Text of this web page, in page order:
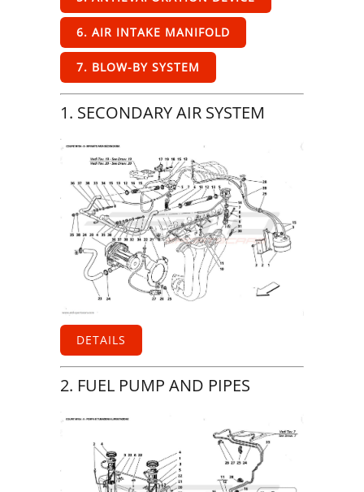
6. AIR INTAKE MANIFOLD
7. BLOW-BY SYSTEM
1. SECONDARY AIR SYSTEM
DETAILS
2. FUEL PUMP AND PIPES